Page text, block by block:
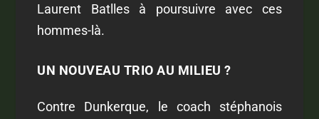
Laurent Batlles à poursuivre avec ces
hommes-là.
UN NOUVEAU TRIO AU MILIEU ?
Contre Dunkerque, le coach stéphanois